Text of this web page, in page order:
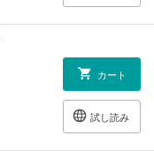
カート
試し読み